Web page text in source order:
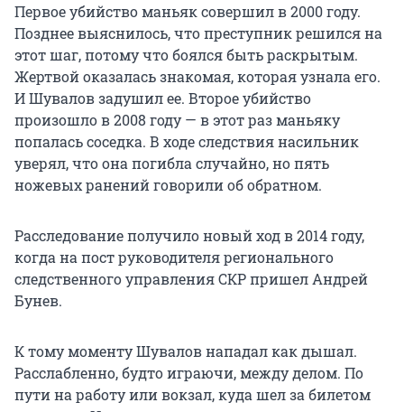
Первое убийство маньяк совершил в 2000 году.
Позднее выяснилось, что преступник решился на
этот шаг, потому что боялся быть раскрытым.
Жертвой оказалась знакомая, которая узнала его.
И Шувалов задушил ее. Второе убийство
произошло в 2008 году — в этот раз маньяку
попалась соседка. В ходе следствия насильник
уверял, что она погибла случайно, но пять
ножевых ранений говорили об обратном.
Расследование получило новый ход в 2014 году,
когда на пост руководителя регионального
следственного управления СКР пришел Андрей
Бунев.
К тому моменту Шувалов нападал как дышал.
Расслабленно, будто играючи, между делом. По
пути на работу или вокзал, куда шел за билетом